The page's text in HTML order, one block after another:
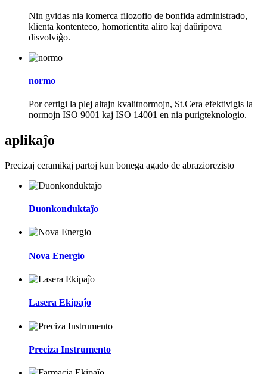
Nin gvidas nia komerca filozofio de bonfida administrado,
klienta kontenteco, homorientita aliro kaj daŭripova
disvolviĝo.
normo
Por certigi la plej altajn kvalitnormojn, St.Cera efektivigis la
normojn ISO 9001 kaj ISO 14001 en nia purigteknologio.
aplikaĵo
Precizaj ceramikaj partoj kun bonega agado de abraziorezisto
Duonkonduktaĵo
Nova Energio
Lasera Ekipaĵo
Preciza Instrumento